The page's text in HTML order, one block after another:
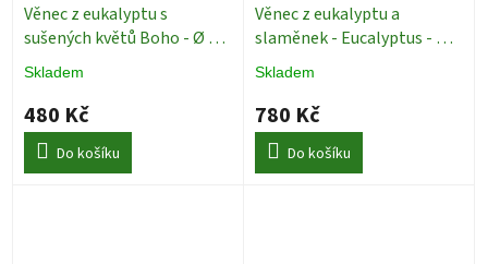
Věnec z eukalyptu s
sušených květů Boho - Ø 20
cm Dekorace
Skladem
480 Kč
Do košíku
Věnec z eukalyptu a
slaměnek - Eucalyptus - Ø
28 cm
Skladem
780 Kč
Do košíku